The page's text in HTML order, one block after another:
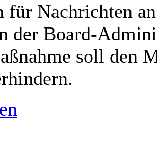
für Nachrichten
der Board-
soll den